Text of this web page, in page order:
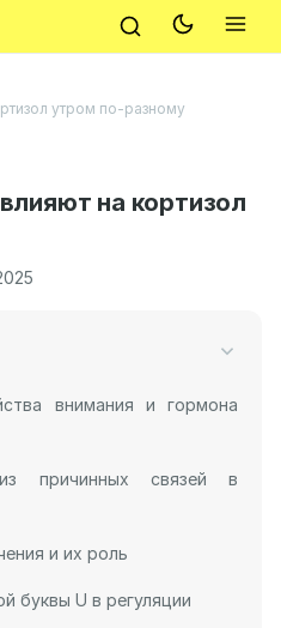
утром по-разному
на кортизол
внимания и гормона
причинных связей в
и их роль
буквы U в регуляции